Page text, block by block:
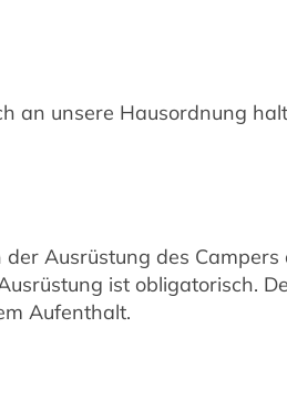
an unsere Hausordnung
Ausrüstung des
ist obligatorisch.
Aufenthalt.